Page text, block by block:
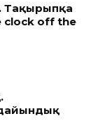
Тақырыпқа
clock off the